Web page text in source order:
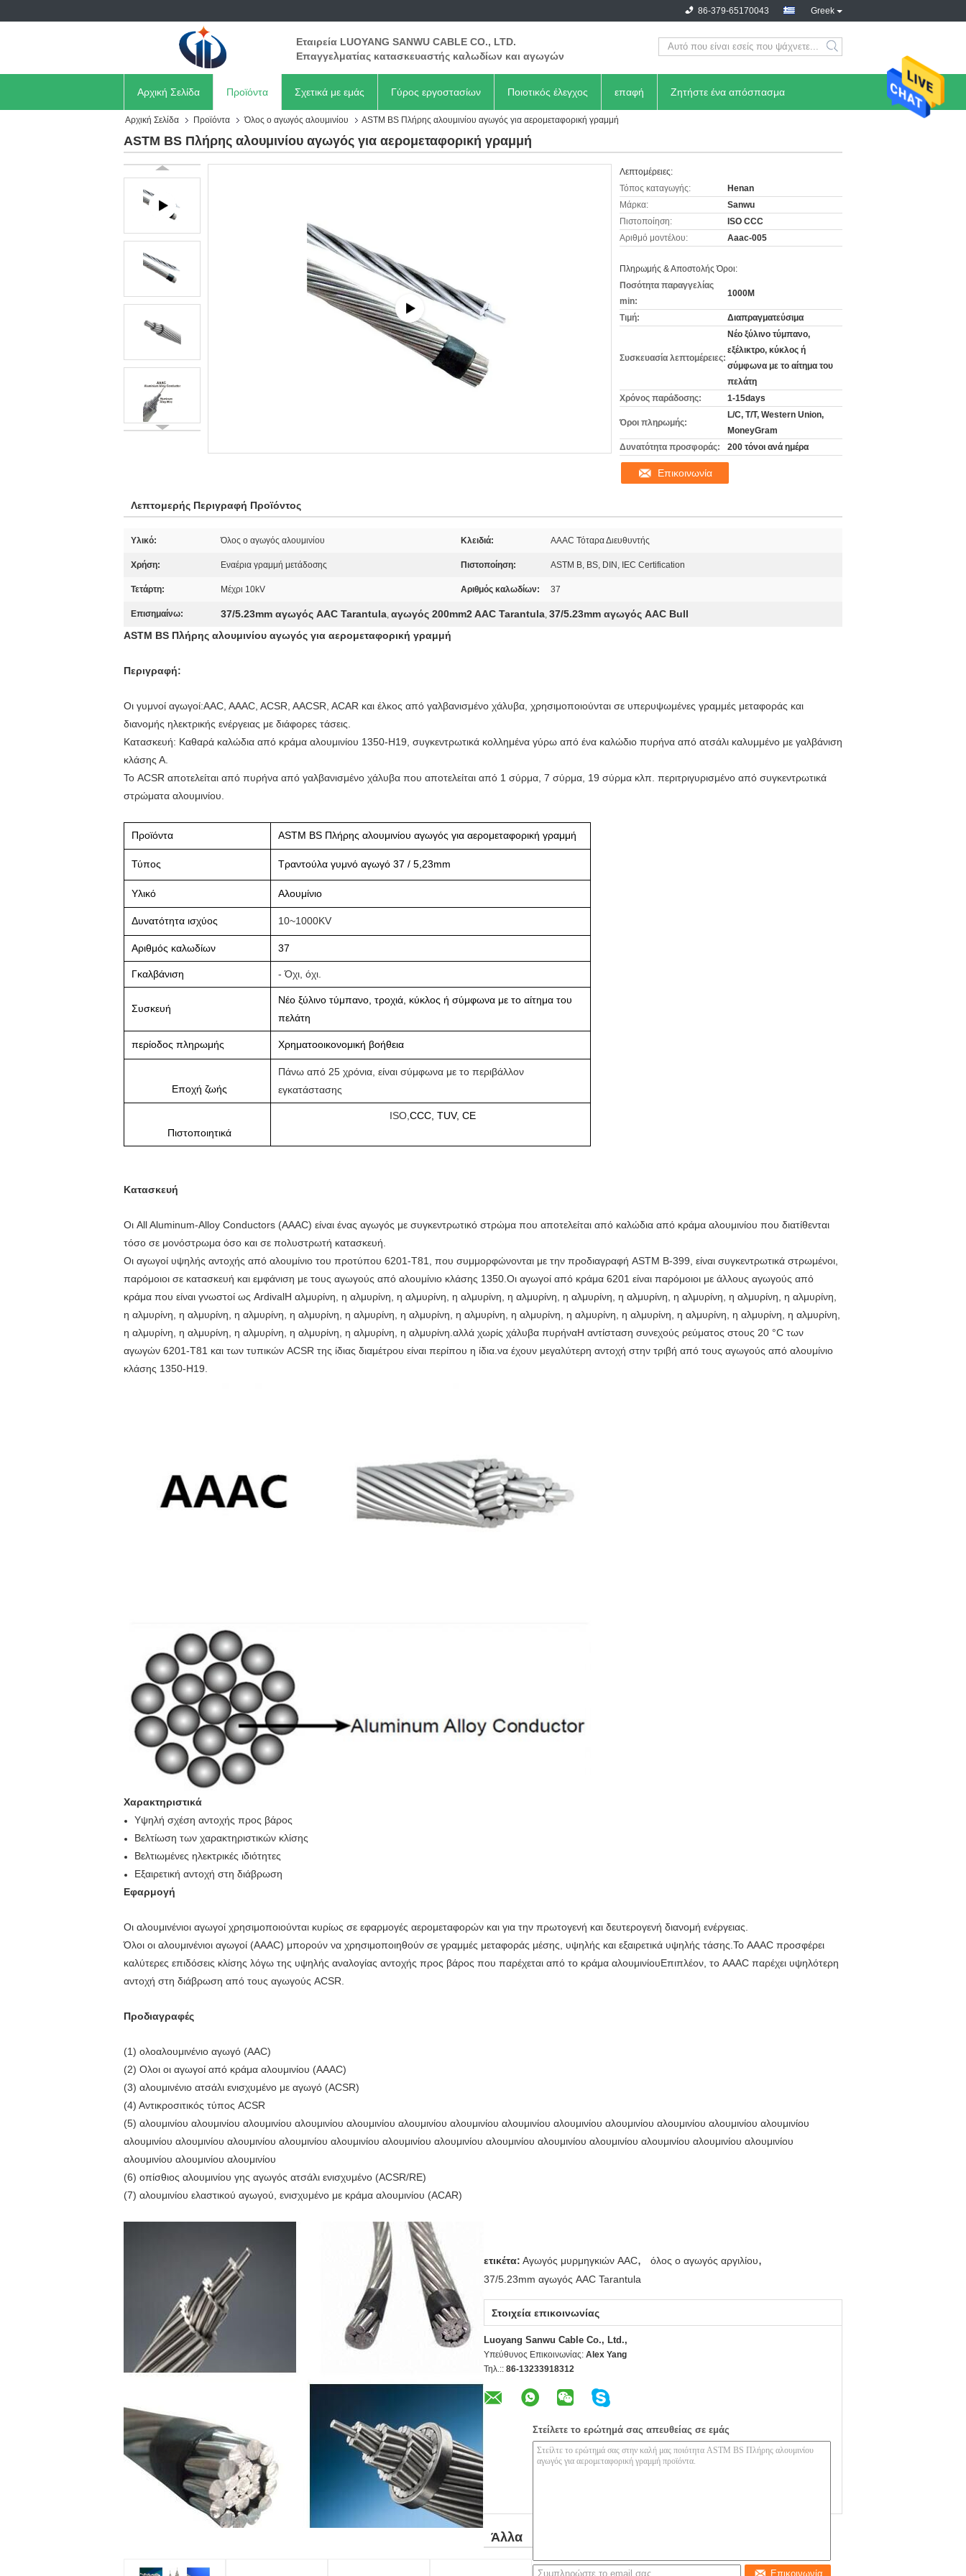
Greek
86-379-65170043
Εταιρεία LUOYANG SANWU CABLE CO., LTD.
Επαγγελματίας κατασκευαστής καλωδίων και αγωγών
Αρχική Σελίδα Προϊόντα Σχετικά με εμάς Γύρος εργοστασίων Ποιοτικός έλεγχος επαφή Ζητήστε ένα απόσπασμα
Αρχική Σελίδα Προϊόντα Όλος ο αγωγός αλουμινίου ASTM BS Πλήρης αλουμινίου αγωγός για αερομεταφορική γραμμή
ASTM BS Πλήρης αλουμινίου αγωγός για αερομεταφορική γραμμή
Λεπτομέρειες:
Τόπος καταγωγής:
Henan
Μάρκα:
Sanwu
Πιστοποίηση:
ISO CCC
Αριθμό μοντέλου:
Aaac-005
Πληρωμής & Αποστολής Όροι:
Ποσότητα παραγγελίας
min:
1000M
Τιμή: Διαπραγματεύσιμα
Συσκευασία λεπτομέρειες:
Νέο ξύλινο τύμπανο,
εξέλικτρο, κύκλος ή
σύμφωνα με το αίτημα του
πελάτη
Χρόνος παράδοσης:
1-15days
Όροι πληρωμής:
L/C, T/T, Western Union,
MoneyGram
Δυνατότητα προσφοράς:
200 τόνοι ανά ημέρα
Επικοινωνία
Λεπτομερής Περιγραφή Προϊόντος
Υλικό: Όλος ο αγωγός αλουμινίου Κλειδιά: AAAC Τόταρα Διευθυντής
Χρήση: Εναέρια γραμμή μετάδοσης Πιστοποίηση: ASTM B, BS, DIN, IEC Certification
Τετάρτη: Μέχρι 10kV Αριθμός καλωδίων: 37
Επισημαίνω: 37/5.23mm αγωγός AAC Tarantula, αγωγός 200mm2 AAC Tarantula, 37/5.23mm αγωγός AAC Bull
ASTM BS Πλήρης αλουμινίου αγωγός για αερομεταφορική γραμμή
Περιγραφή:
Οι γυμνοί αγωγοί:AAC, AAAC, ACSR, AACSR, ACAR και έλκος από γαλβανισμένο χάλυβα, χρησιμοποιούνται σε υπερυψωμένες γραμμές μεταφοράς και
διανομής ηλεκτρικής ενέργειας με διάφορες τάσεις.
Κατασκευή: Καθαρά καλώδια από κράμα αλουμινίου 1350-H19, συγκεντρωτικά κολλημένα γύρω από ένα καλώδιο πυρήνα από ατσάλι καλυμμένο με γαλβάνιση
κλάσης Α.
Το ACSR αποτελείται από πυρήνα από γαλβανισμένο χάλυβα που αποτελείται από 1 σύρμα, 7 σύρμα, 19 σύρμα κλπ. περιτριγυρισμένο από συγκεντρωτικά
στρώματα αλουμινίου.
Προϊόντα ASTM BS Πλήρης αλουμινίου αγωγός για αερομεταφορική γραμμή
Τύπος Τραντούλα γυμνό αγωγό 37 / 5,23mm
Υλικό Αλουμίνιο
Δυνατότητα ισχύος 10~1000KV
Αριθμός καλωδίων 37
Γκαλβάνιση - Όχι, όχι.
Συσκευή
Νέο ξύλινο τύμπανο, τροχιά, κύκλος ή σύμφωνα με το αίτημα του
πελάτη
περίοδος πληρωμής Χρηματοοικονομική βοήθεια
Εποχή ζωής
Πάνω από 25 χρόνια, είναι σύμφωνα με το περιβάλλον
εγκατάστασης
Πιστοποιητικά
ISO, CCC, TUV, CE
Κατασκευή
Οι All Aluminum-Alloy Conductors (AAAC) είναι ένας αγωγός με συγκεντρωτικό στρώμα που αποτελείται από καλώδια από κράμα αλουμινίου που διατίθενται
τόσο σε μονόστρωμα όσο και σε πολυστρωτή κατασκευή.
Οι αγωγοί υψηλής αντοχής από αλουμίνιο του προτύπου 6201-T81, που συμμορφώνονται με την προδιαγραφή ASTM B-399, είναι συγκεντρωτικά στρωμένοι,
παρόμοιοι σε κατασκευή και εμφάνιση με τους αγωγούς από αλουμίνιο κλάσης 1350.Οι αγωγοί από κράμα 6201 είναι παρόμοιοι με άλλους αγωγούς από
κράμα που είναι γνωστοί ως ArdivalΗ αλμυρίνη, η αλμυρίνη, η αλμυρίνη, η αλμυρίνη, η αλμυρίνη, η αλμυρίνη, η αλμυρίνη, η αλμυρίνη, η αλμυρίνη, η αλμυρίνη,
η αλμυρίνη, η αλμυρίνη, η αλμυρίνη, η αλμυρίνη, η αλμυρίνη, η αλμυρίνη, η αλμυρίνη, η αλμυρίνη, η αλμυρίνη, η αλμυρίνη, η αλμυρίνη, η αλμυρίνη, η αλμυρίνη,
η αλμυρίνη, η αλμυρίνη, η αλμυρίνη, η αλμυρίνη, η αλμυρίνη, η αλμυρίνη.αλλά χωρίς χάλυβα πυρήναΗ αντίσταση συνεχούς ρεύματος στους 20 °C των
αγωγών 6201-T81 και των τυπικών ACSR της ίδιας διαμέτρου είναι περίπου η ίδια.να έχουν μεγαλύτερη αντοχή στην τριβή από τους αγωγούς από αλουμίνιο
κλάσης 1350-H19.
Χαρακτηριστικά
Υψηλή σχέση αντοχής προς βάρος
Βελτίωση των χαρακτηριστικών κλίσης
Βελτιωμένες ηλεκτρικές ιδιότητες
Εξαιρετική αντοχή στη διάβρωση
Εφαρμογή
Οι αλουμινένιοι αγωγοί χρησιμοποιούνται κυρίως σε εφαρμογές αερομεταφορών και για την πρωτογενή και δευτερογενή διανομή ενέργειας.
Όλοι οι αλουμινένιοι αγωγοί (AAAC) μπορούν να χρησιμοποιηθούν σε γραμμές μεταφοράς μέσης, υψηλής και εξαιρετικά υψηλής τάσης.Το AAAC προσφέρει
καλύτερες επιδόσεις κλίσης λόγω της υψηλής αναλογίας αντοχής προς βάρος που παρέχεται από το κράμα αλουμινίουΕπιπλέον, το AAAC παρέχει υψηλότερη
αντοχή στη διάβρωση από τους αγωγούς ACSR.
Προδιαγραφές
(1) ολοαλουμινένιο αγωγό (AAC)
(2) Ολοι οι αγωγοί από κράμα αλουμινίου (AAAC)
(3) αλουμινένιο ατσάλι ενισχυμένο με αγωγό (ACSR)
(4) Αντικροσιτικός τύπος ACSR
(5) αλουμινίου αλουμινίου αλουμινίου αλουμινίου αλουμινίου αλουμινίου αλουμινίου αλουμινίου αλουμινίου αλουμινίου αλουμινίου αλουμινίου αλουμινίου
αλουμινίου αλουμινίου αλουμινίου αλουμινίου αλουμινίου αλουμινίου αλουμινίου αλουμινίου αλουμινίου αλουμινίου αλουμινίου αλουμινίου αλουμινίου
αλουμινίου αλουμινίου αλουμινίου
(6) οπίσθιος αλουμινίου γης αγωγός ατσάλι ενισχυμένο (ACSR/RE)
(7) αλουμινίου ελαστικού αγωγού, ενισχυμένο με κράμα αλουμινίου (ACAR)
ετικέτα: Αγωγός μυρμηγκιών AAC, όλος ο αγωγός αργιλίου,
37/5.23mm αγωγός AAC Tarantula
Στοιχεία επικοινωνίας
Luoyang Sanwu Cable Co., Ltd.,
Υπεύθυνος Επικοινωνίας: Alex Yang
Τηλ.:: 86-13233918312
Στείλετε το ερώτημά σας απευθείας σε εμάς
Επικοινωνία
Άλλα
προϊόντα